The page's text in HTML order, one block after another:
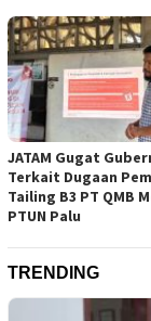
JATAM Gugat
Terkait Dugaan
Tailing B3 PT QMB
PTUN Palu
TRENDING